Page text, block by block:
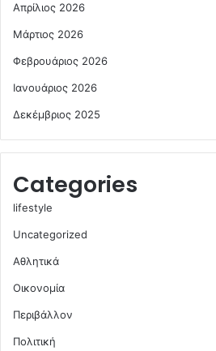
Απρίλιος 2026
Μάρτιος 2026
Φεβρουάριος 2026
Ιανουάριος 2026
Δεκέμβριος 2025
Categories
lifestyle
Uncategorized
Αθλητικά
Οικονομία
Περιβάλλον
Πολιτική